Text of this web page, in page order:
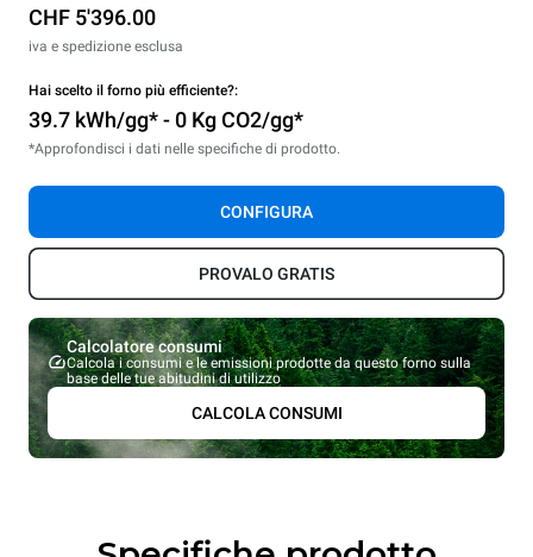
CHF 5'396.00
iva e spedizione esclusa
Hai scelto il forno più efficiente?:
39.7 kWh/gg* - 0 Kg CO2/gg*
*Approfondisci i dati nelle specifiche di prodotto.
CONFIGURA
PROVALO GRATIS
Calcolatore consumi
Calcola i consumi e le emissioni prodotte da questo forno sulla
base delle tue abitudini di utilizzo
CALCOLA CONSUMI